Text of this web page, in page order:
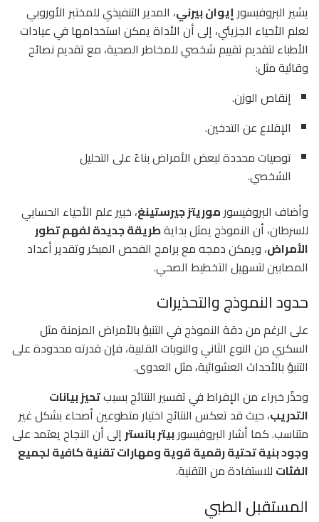
يشير البروفيسور إيوان بيرني، المدير التنفيذي للمختبر الأوروبي
لعلم الأحياء الجزيئي، إلى أن الأداة يمكن استخدامها في عيادات
الأطباء لتقديم تقييم شخصي للمخاطر الصحية، مع تقديم نصائح
وقائية مثل:
إنقاص الوزن.
الإقلاع عن التدخين.
توصيات محددة لبعض الأمراض بناءً على التحليل
الشخصي.
وأضاف البروفيسور موريتز جيرستينغ، خبير علم الأحياء الحسابي
للسرطان، أن النموذج يمثل بدايةطريقة جديدة لفهم تطور
الأمراض، ويمكن دمجه مع برامج الفحص المبكر وتقدير أعداد
المصابين لتسهيل التخطيط الصحي.
حدود النموذج والتحذيرات
على الرغم من دقة النموذج في التنبؤ بالأمراض المزمنة مثل
السكري من النوع الثاني والنوبات القلبية، فإن قدرته محدودة على
التنبؤ بالأحداث العشوائية، مثل العدوى.
وحذّر خبراء من الإفراط في تفسير النتائج بسببتحيز بيانات
التدريب، حيث قد تعكس النتائج اختيار متطوعين أصحاء بشكل غير
متناسب. كما أشار البروفيسوربيتر بانستر إلى أن النجاح يعتمد على
وجود بنية تحتية رقمية قوية ومهارات تقنية كافية لجميع
الفئات للاستفادة من التقنية.
المستقبل الطبي